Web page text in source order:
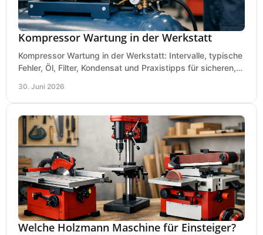
Kompressor Wartung in der Werkstatt
Kompressor Wartung in der Werkstatt: Intervalle, typische
Fehler, Öl, Filter, Kondensat und Praxistipps für sicheren,
30. Juni 2026
Welche Holzmann Maschine für Einsteiger?